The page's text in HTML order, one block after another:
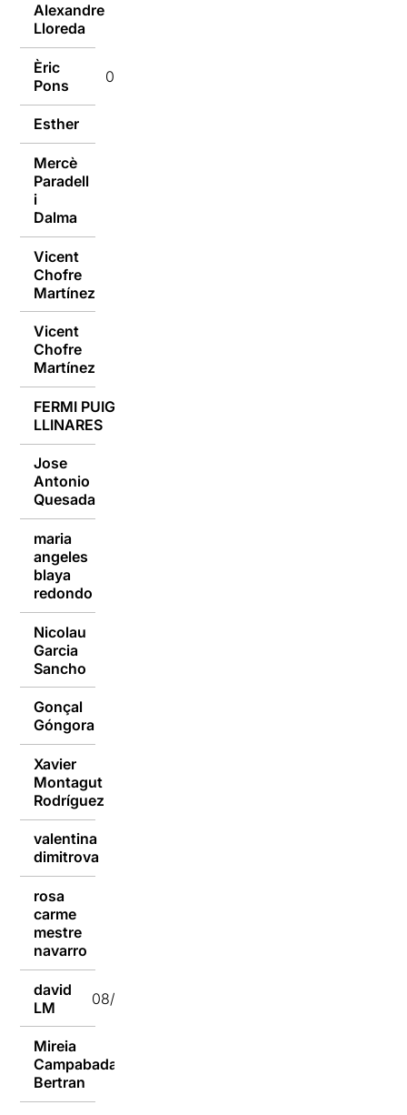
Alexandre
Lloreda
Èric
Pons
09/01/2017
Esther
Mercè
Paradell
i
Dalma
Vicent
Chofre
Martínez
Vicent
Chofre
Martínez
FERMI PUIG
LLINARES
Jose
Antonio
Quesada
maria
angeles
blaya
redondo
Nicolau
Garcia
Sancho
Gonçal
Góngora
Xavier
Montagut
Rodríguez
valentina
dimitrova
rosa
carme
mestre
navarro
david
LM
08/01/2017
Mireia
Campabadal
Bertran